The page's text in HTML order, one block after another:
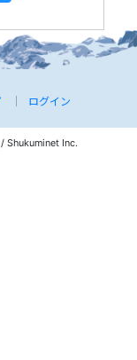
ログイン
Inc.